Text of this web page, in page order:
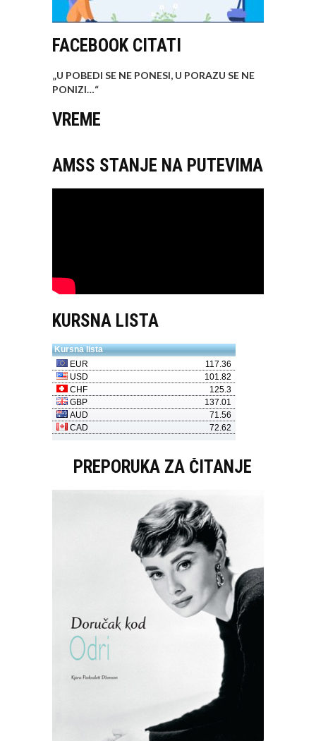
FACEBOOK CITATI
„U POBEDI SE NE PONESI, U PORAZU SE NE
PONIZI…“
VREME
AMSS STANJE NA PUTEVIMA
KURSNA LISTA
PREPORUKA ZA ČITANJE